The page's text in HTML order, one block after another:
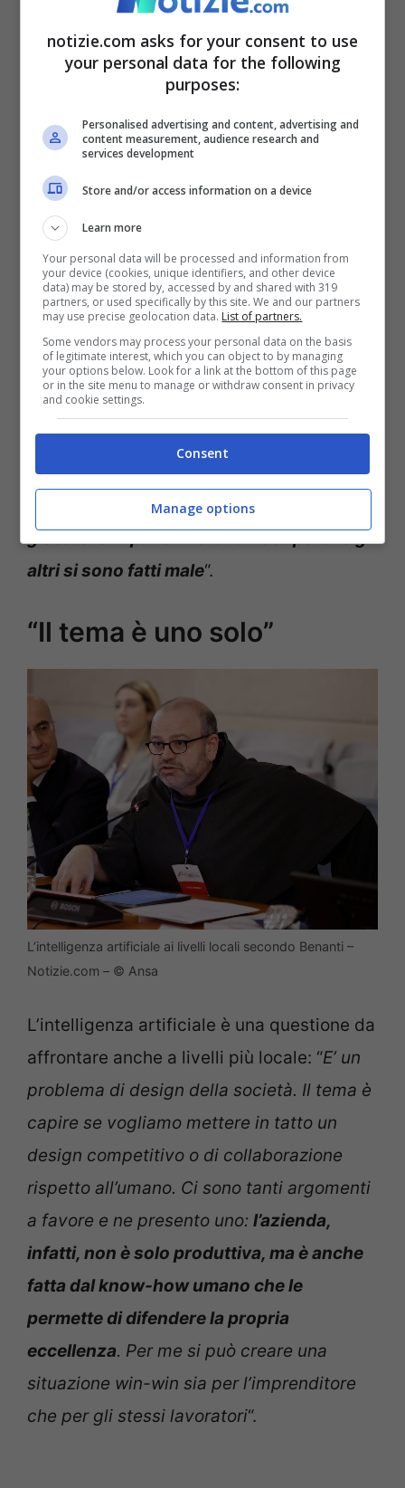
Benanti sulla Commissione che lui presiede – Notizie.com –
Benanti, che ha preso il posto di Amato
dopo la rinuncia di quest’ultimo, conferma
che i lavori sono già iniziati: “
Commissione si è già riunita ed ha iniziato
i ragionamenti con il mio predecessore
Per quanto riguarda il mio ruolo, ho il
compito di coordinare la squadra in un
lavoro collettivo e non individuale“.
Il teologo e consigliere di Papa Francesco
proprio sull’intelligenza artificiale
ribadisce di essere il “ tredicesimo
giocatore in panchina chiamato perché gli
altri si sono fatti male“.
“Il tema è uno solo”
L’intelligenza artificiale ai livelli locali secondo Benanti –
Notizie.com – © Ansa
L’intelligenza artificiale è una questione da
affrontare anche a livelli più locale: “E’ un
problema di design della società. Il tema è
capire se vogliamo mettere in tatto un
design competitivo o di collaborazione
rispetto all’umano. Ci sono tanti argomenti
a favore e ne presento uno: l’azienda,
infatti, non è solo produttiva, ma è anche
fatta dal know-how umano che le
permette di difendere la propria
eccellenza. Per me si può creare una
situazione win-win sia per l’imprenditore
che per gli stessi lavoratori“.
notizie.com asks for your consent to use
your personal data for the following
purposes:
Personalised advertising and content, advertising and
content measurement, audience research and
services development
Store and/or access information on a device
Learn more
Your personal data will be processed and information from
your device (cookies, unique identifiers, and other device
data) may be stored by, accessed by and shared with 319
partners, or used specifically by this site. We and our partners
may use precise geolocation data. List of partners.
Some vendors may process your personal data on the basis
of legitimate interest, which you can object to by managing
your options below. Look for a link at the bottom of this page
or in the site menu to manage or withdraw consent in privacy
and cookie settings.
Consent
Manage options